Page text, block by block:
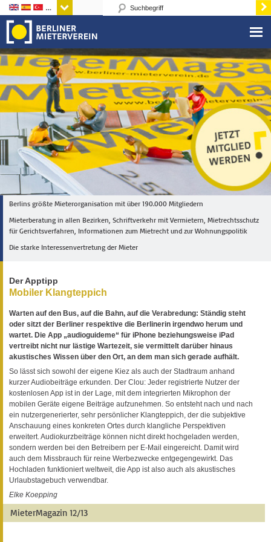
Sprachen
Berlins größte Mieterorganisation mit über 190.000 Mitgliedern
Mieterberatung in allen Bezirken, Schriftverkehr mit Vermietern, Mietrechtsschutz
für Gerichtsverfahren, Informationen zum Mietrecht und zur Wohnungspolitik
Die starke Interessenvertretung der Mieter
Der Apptipp
Mobiler Klangteppich
Warten auf den Bus, auf die Bahn, auf die Verabredung: Ständig steht
oder sitzt der Berliner respektive die Berlinerin irgendwo herum und
wartet. Die App „audioguideme“ für iPhone beziehungsweise iPad
vertreibt nicht nur lästige Wartezeit, sie vermittelt darüber hinaus
akustisches Wissen über den Ort, an dem man sich gerade aufhält.
So lässt sich sowohl der eigene Kiez als auch der Stadtraum anhand
kurzer Audiobeiträge erkunden. Der Clou: Jeder registrierte Nutzer der
kostenlosen App ist in der Lage, mit dem integrierten Mikrophon der
mobilen Geräte eigene Beiträge aufzunehmen. So entsteht nach und nach
ein nutzergenerierter, sehr persönlicher Klangteppich, der die subjektive
Anschauung eines konkreten Ortes durch klangliche Perspektiven
erweitert. Audiokurzbeiträge können nicht direkt hochgeladen werden,
sondern werden bei den Betreibern per E-Mail eingereicht. Damit wird
auch dem Missbrauch für reine Werbezwecke entgegengewirkt. Das
Hochladen funktioniert weltweit, die App ist also auch als akustisches
Urlaubstagebuch verwendbar.
Elke Koepping
MieterMagazin 12/13